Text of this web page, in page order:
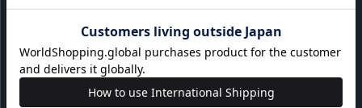
サイト利用規約
会員利用規約